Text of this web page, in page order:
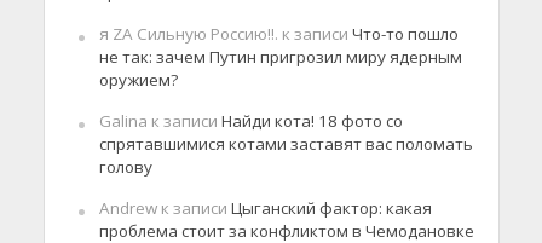
я ZA Сильную Россию!!. к записи Что-то пошло
не так: зачем Путин пригрозил миру ядерным
оружием?
Galina к записи Найди кота! 18 фото со
спрятавшимися котами заставят вас поломать
голову
Andrewк записи Цыганский фактор: какая
проблема стоит за конфликтом в Чемодановке